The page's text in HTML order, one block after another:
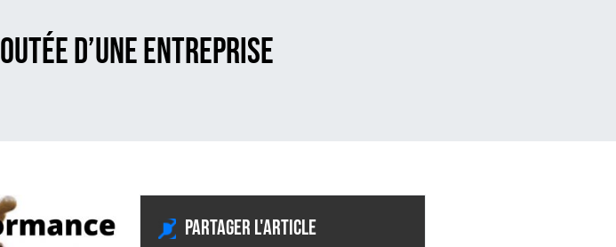
d’une entreprise
Partager l'article